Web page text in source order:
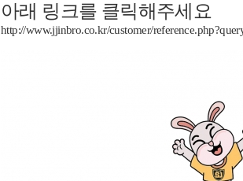
아래 링크를 클릭해주세요
http://www.jjinbro.co.kr/customer/